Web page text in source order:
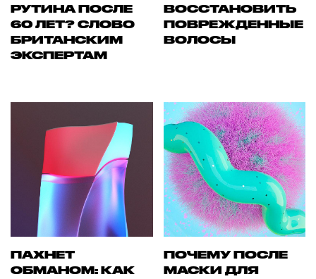
РУТИНА ПОСЛЕ
60 ЛЕТ? СЛОВО
БРИТАНСКИМ
ЭКСПЕРТАМ
ВОССТАНОВИТЬ
ПОВРЕЖДЕННЫЕ
ВОЛОСЫ
ПАХНЕТ
ОБМАНОМ: КАК
ПОЧЕМУ ПОСЛЕ
МАСКИ ДЛЯ